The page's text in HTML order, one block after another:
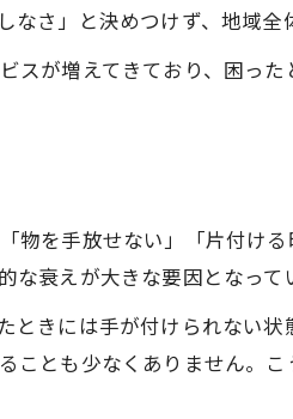
ごみ屋敷片付けの見積りポ
品整理とごみ屋敷片付けを同
負担軽減のための遺品整理と
ごみ屋敷解決に遺品整理士の
館市で安心して頼れるごみ屋敷
ごみ屋敷問題を安心して解決
さ」と決めつけず、地域全
スが増えてきており、困っ
物を手放せない」「片付け
衰えが大きな要因となって
ときには手が付けられない
ことも少なくありません。
お気軽にご相談くださ
お気軽にご相談くださ